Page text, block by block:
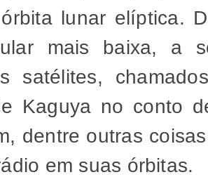
lunar elíptica.
mais baixa, a
satélites,
Kaguya no conto
dentre outras
em suas órbitas.